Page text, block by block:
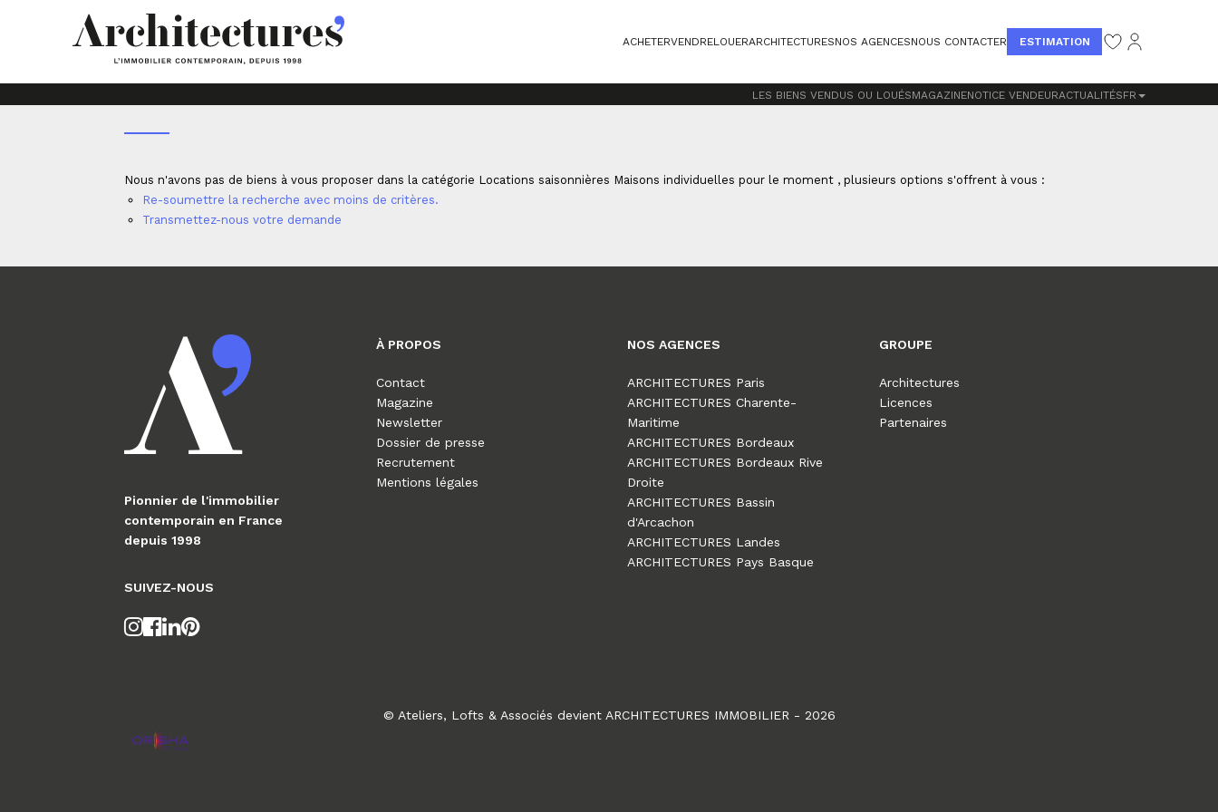
ACHETERVENDRELOUERARCHITECTURESNOS AGENCESNOUS CONTACTER ESTIMATION
LES BIENS VENDUS OU LOUÉSMAGAZINENOTICE VENDEURACTUALITÉSFR
Accueil Locations saisonnières MAISONS INDIVIDUELLES
Nous n'avons pas de biens à vous proposer dans la catégorie Locations saisonnières Maisons individuelles pour le moment , plusieurs options s'offrent à vous :
Re-soumettre la recherche avec moins de critères.
Transmettez-nous votre demande
Pionnier de l'immobilier
contemporain en France
depuis 1998
SUIVEZ-NOUS
À PROPOS
Contact
Magazine
Newsletter
Dossier de presse
Recrutement
Mentions légales
NOS AGENCES
ARCHITECTURES Paris
ARCHITECTURES Charente-
Maritime
ARCHITECTURES Bordeaux
ARCHITECTURES Bordeaux Rive
Droite
ARCHITECTURES Bassin
d'Arcachon
ARCHITECTURES Landes
ARCHITECTURES Pays Basque
GROUPE
Architectures
Licences
Partenaires
© Ateliers, Lofts & Associés devient ARCHITECTURES IMMOBILIER - 2026